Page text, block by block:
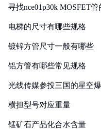
寻找nce01p30k MOSFET
电梯的尺寸有哪些规格
镀锌方管尺寸一般有哪些
铝方管有哪些常见规格
光线传媒参投三国的星空
横担型号对应重量
锰矿石产品化合水含量